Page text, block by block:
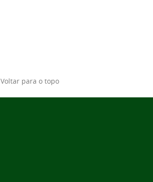
Voltar para o topo